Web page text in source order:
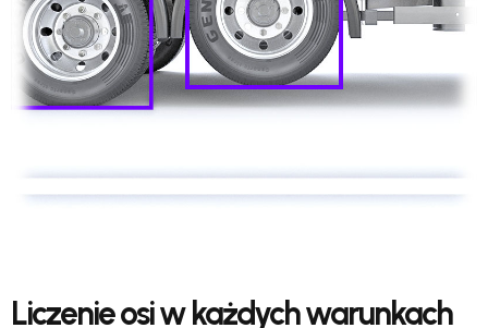
Liczenie osi w każdych warunkach